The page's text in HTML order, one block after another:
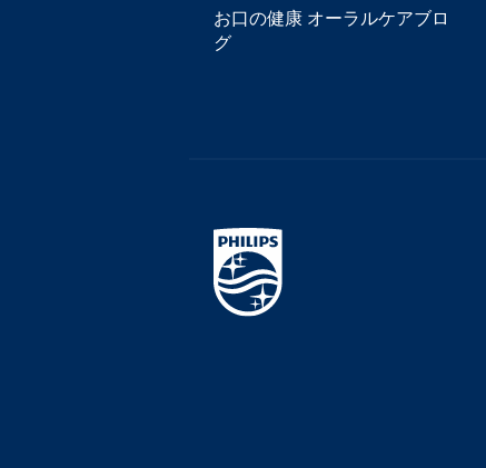
お口の健康 オーラルケアブロ
グ